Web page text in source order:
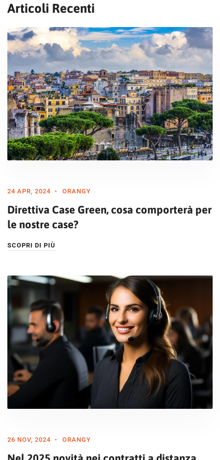
Articoli Recenti
24 APR, 2024 ORANGY
Direttiva Case Green, cosa comporterà per
le nostre case?
SCOPRI DI PIÙ
26 NOV, 2024 ORANGY